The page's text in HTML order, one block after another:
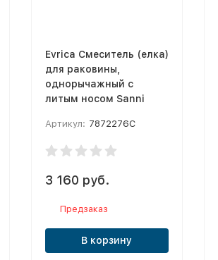
Evrica Смеситель (елка)
для раковины,
однорычажный с
литым носом Sanni
Артикул: 7872276C
3 160 руб.
Предзаказ
В корзину